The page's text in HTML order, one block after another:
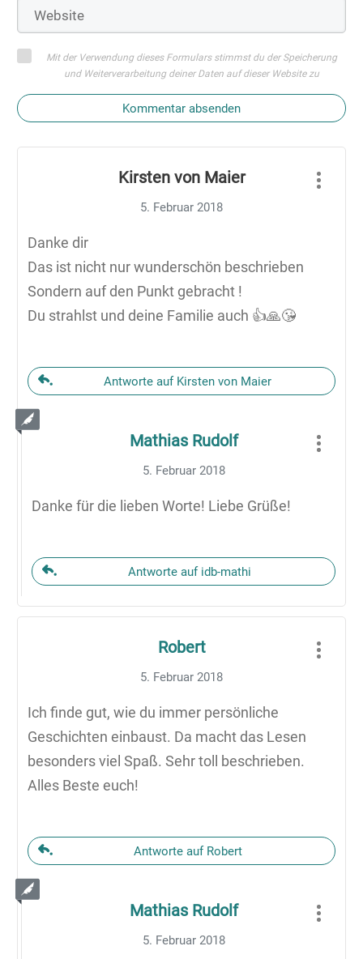
Mit der Verwendung dieses Formulars stimmst du der Speicherung
und Weiterverarbeitung deiner Daten auf dieser Website zu
Kommentar absenden
Kirsten von Maier
5. Februar 2018
Danke dir
Das ist nicht nur wunderschön beschrieben
Sondern auf den Punkt gebracht !
Du strahlst und deine Familie auch 👍🙏😘
Antworte auf Kirsten von Maier
Mathias Rudolf
5. Februar 2018
Danke für die lieben Worte! Liebe Grüße!
Antworte auf idb-mathi
Robert
5. Februar 2018
Ich finde gut, wie du immer persönliche
Geschichten einbaust. Da macht das Lesen
besonders viel Spaß. Sehr toll beschrieben.
Alles Beste euch!
Antworte auf Robert
Mathias Rudolf
5. Februar 2018